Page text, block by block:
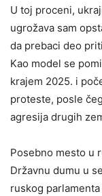
U toj proceni,
ugrožava sam
da prebaci deo
Kao model se
krajem 2025. i
proteste, posle
agresija drugih
Posebno mesto u
Državnu dumu u
ruskog